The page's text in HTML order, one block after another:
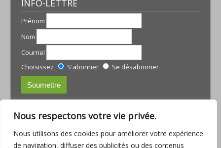
Nous respectons votre vie privée.
Nous utilisons des cookies pour améliorer votre expérience
de navigation, diffuser des publicités ou des contenus
INFO-LETTRE
Prénom
Nom
Courriel
Choisissez
S'abonner Se désabonner
courriel :julie@armoniamassotherapie.com